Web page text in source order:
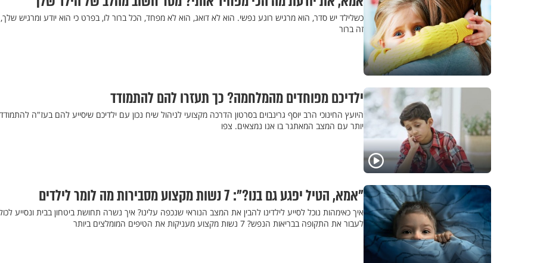
כשלילד יש סדר, הוא מרגיש רוגע נפשי. הוא לא דואג, הוא לא מפחד, הכל ברור לו, בפרט כי הוא יודע ומרגיש
זה ברור
ילדיכם מפוחדים מהמלחמה? כך תעזרו להם להתמודד
היועץ החינוכי הרב יוסף גרינבוים בסרטון הדרכה מקצועי לניהול שיח נכון עם ילדיכם שיסייע להם בעז"ה
יותר עם המצב המאתגר בו אנו נמצאים. צפו
"אמא, הטיל יפגע גם בנו?": 7 נשות מקצוע מסבירות מה לומר לילדים
איך כאימהות נוכל לסייע לילדינו להבין את המצב הנוראי שנכפה עלינו? איך נשרה תחושת ביטחון בבית ונסייע
לעבור את התקופה בבריאות הנפש? 7 נשות מקצוע מעניקות את הטיפים המומלצים ביותר